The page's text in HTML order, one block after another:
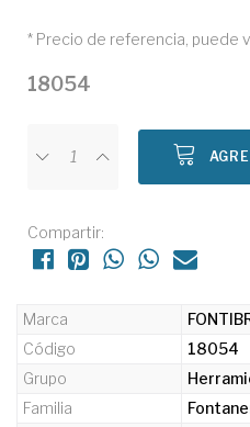
* Precio de referencia, puede
18054
Compartir:
Marca
Código
18054
Grupo
Familia